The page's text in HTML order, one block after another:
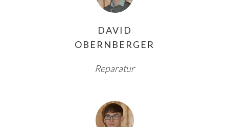
DAVID
OBERNBERGER
Reparatur